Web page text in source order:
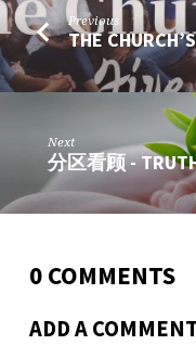
Previous
THE
Next
分区看顾 -
0 COMMENTS
ADD A COMMENT